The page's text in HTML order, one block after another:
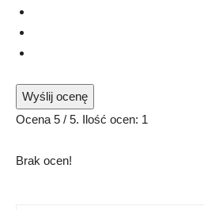
Wyślij ocenę
Ocena5 / 5. Ilość ocen: 1
Brak ocen!